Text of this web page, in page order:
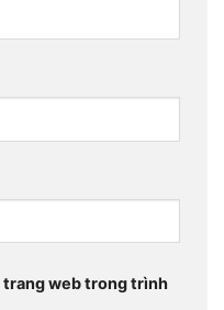
trang web trong trình